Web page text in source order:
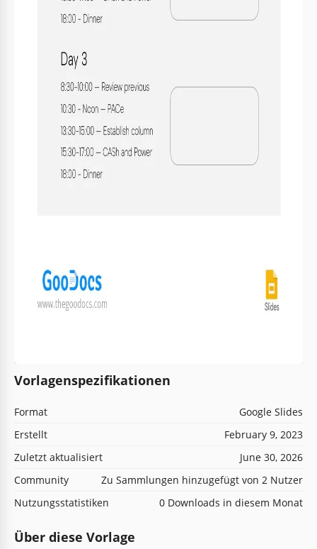
Vorlagenspezifikationen
Format
Google Slides
Erstellt
February 9, 2023
Zuletzt aktualisiert
June 30, 2026
Community
Zu Sammlungen hinzugefügt von 2 Nutzer
Nutzungsstatistiken
0 Downloads in diesem Monat
Über diese Vorlage